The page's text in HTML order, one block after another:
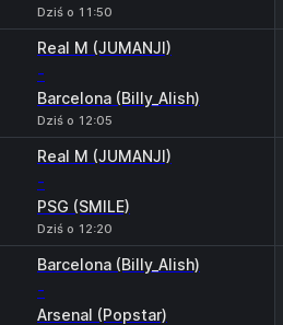
Dziś o 11:50
Real M (JUMANJI)
-
Barcelona (Billy_Alish)
Dziś o 12:05
Real M (JUMANJI)
-
PSG (SMILE)
Dziś o 12:20
Barcelona (Billy_Alish)
-
Arsenal (Popstar)